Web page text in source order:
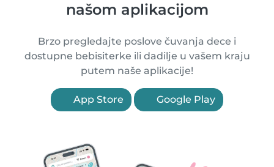
našom aplikacijom
Brzo pregledajte poslove čuvanja dece i
dostupne bebisiterke ili dadilje u vašem kraju
putem naše aplikacije!
App Store Google Play